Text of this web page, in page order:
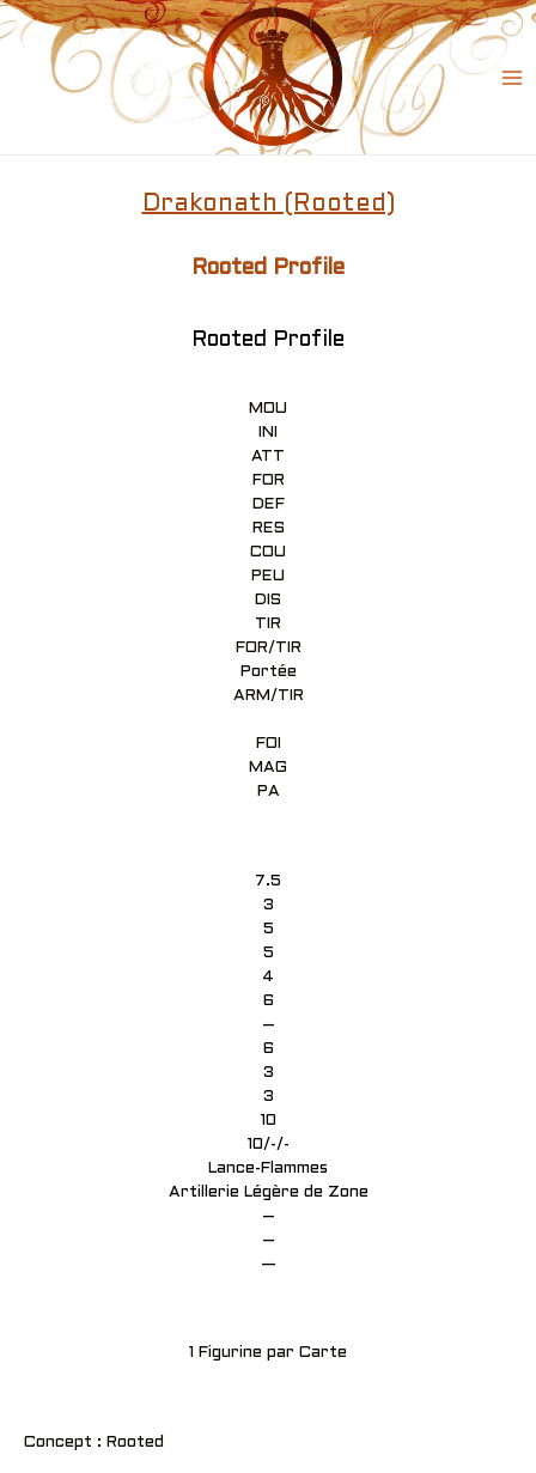
Skip
to
content
Drakonath (Rooted)
Rooted Profile
Rooted Profile
MOU
INI
ATT
FOR
DEF
RES
COU
PEU
DIS
TIR
FOR/TIR
Portée
ARM/TIR
FOI
MAG
PA
7.5
3
5
5
4
6
–
6
3
3
10
10/-/-
Lance-Flammes
Artillerie Légère de Zone
–
–
—
1 Figurine par Carte
Concept : Rooted